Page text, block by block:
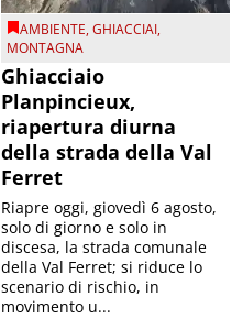
AMBIENTE,GHIACCIAI,
MONTAGNA
Ghiacciaio
Planpincieux,
riapertura diurna
della strada della Val
Ferret
Riapre oggi, giovedì 6 agosto,
solo di giorno e solo in
discesa, la strada comunale
della Val Ferret; si riduce lo
scenario di rischio, in
movimento u...